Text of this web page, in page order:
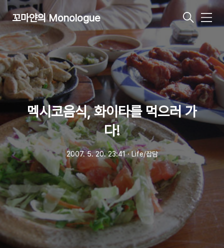
꼬마얀의 Monologue
메
뉴
멕시코음식, 화이타를 먹으러 가
다!
2007. 5. 20. 23:41ㆍ Life/잡담